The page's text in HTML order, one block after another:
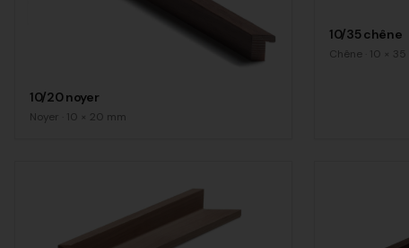
10/20 noyer
Noyer 10 × 20 mm
10/35 chêne
Chêne 10 × 35